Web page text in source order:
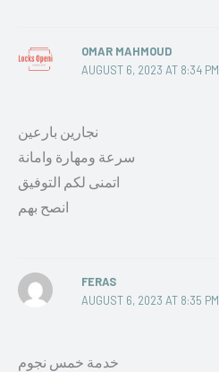
OMAR MAHMOUD
AUGUST 6, 2023 AT 8:34 PM
نجارين بارعين
سرعة ومهارة وامانة
اتمنى لكم التوفيق
انصح بهم
FERAS
AUGUST 6, 2023 AT 8:35 PM
خدمة خمس نجوم